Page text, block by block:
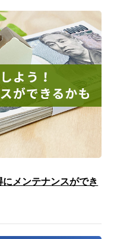
メンテナンスができ